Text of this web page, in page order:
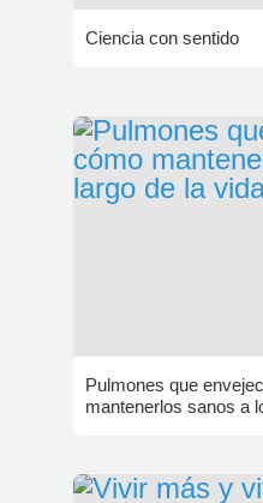
Ciencia con sentido
Pulmones que
mantenerlos sanos a